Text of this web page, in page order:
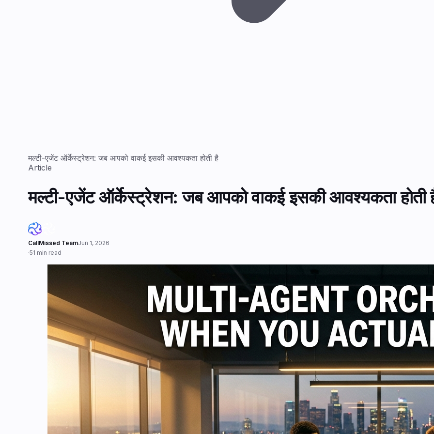
मल्टी-एजेंट ऑर्केस्ट्रेशन: जब आपको वाकई इसकी आवश्यकता होती है
Article
मल्टी-एजेंट ऑर्केस्ट्रेशन: जब आपको वाकई इसकी आवश्यकता होती
CallMissed TeamJun 1, 2026
·51 min read